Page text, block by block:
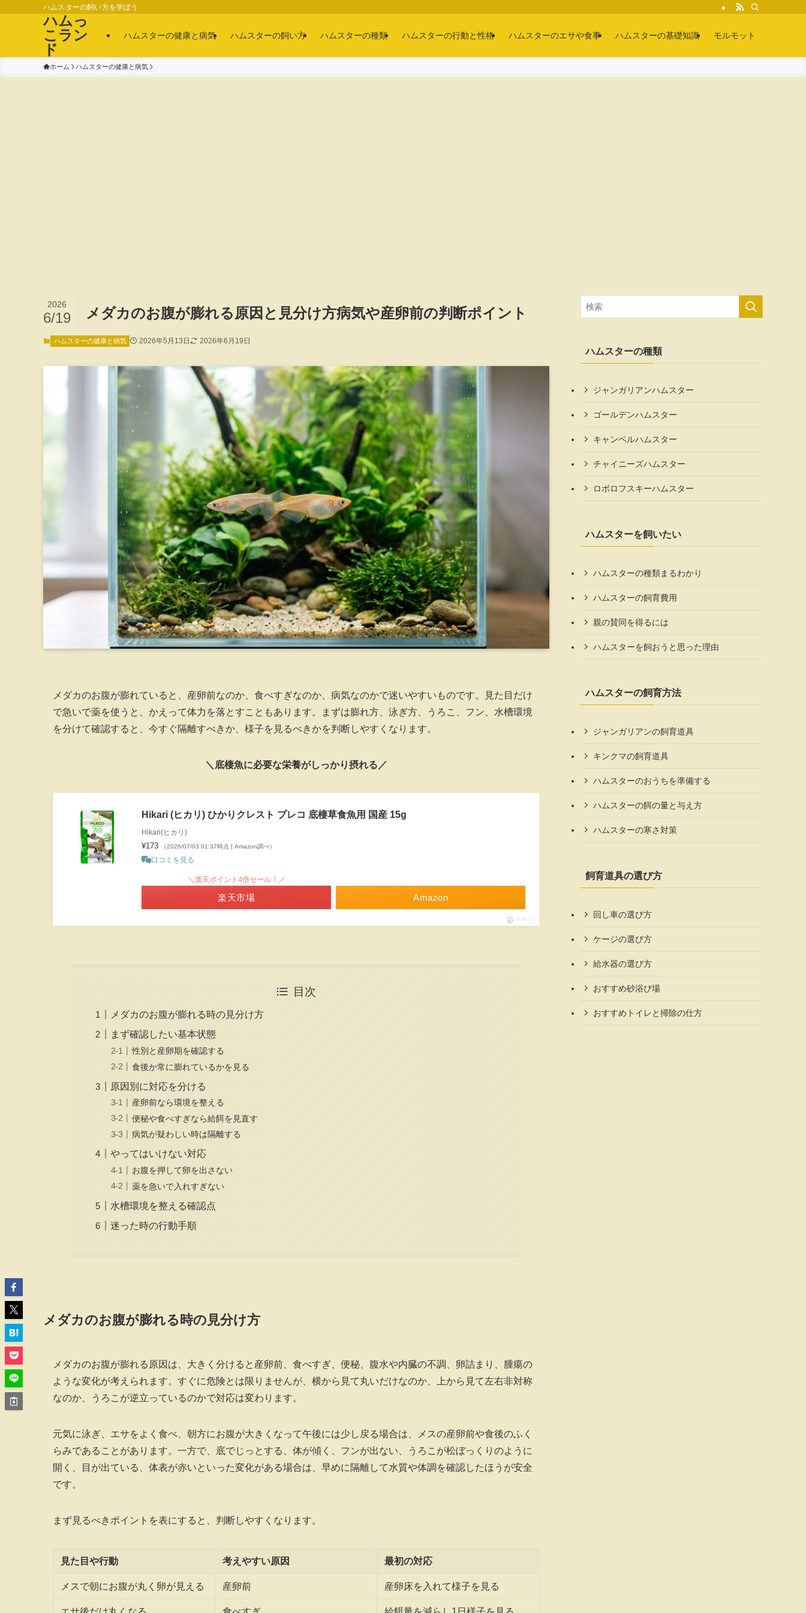
ハムスターの飼い方を学ぼう
ハムっ
こラン
ド
ハムスターの健康と病気 ハムスターの飼い方 ハムスターの種類 ハムスターの行動と性格 ハムスターのエサや食事 ハムスターの基礎知識 モルモット
ホーム ハムスターの健康と病気
メダカのお腹が膨れる原因と見分け方病気や産卵前の判断ポイント
2026
6/19
ハムスターの健康と病気 2026年5月13日 2026年6月19日
メダカのお腹が膨れていると、産卵前なのか、食べすぎなのか、病気なのかで迷いやすいものです。見た目だけ
で急いで薬を使うと、かえって体力を落とすこともあります。まずは膨れ方、泳ぎ方、うろこ、フン、水槽環境
を分けて確認すると、今すぐ隔離すべきか、様子を見るべきかを判断しやすくなります。
＼底棲魚に必要な栄養がしっかり摂れる／
Hikari (ヒカリ) ひかりクレスト プレコ 底棲草食魚用 国産 15g
Hikari(ヒカリ)
¥173 （2026/07/03 01:37時点 | Amazon調べ）
口コミを見る
Amazon
＼楽天ポイント4倍セール！／
楽天市場
ポチップ
目次
メダカのお腹が膨れる時の見分け方
まず確認したい基本状態
性別と産卵期を確認する
食後か常に膨れているかを見る
原因別に対応を分ける
産卵前なら環境を整える
便秘や食べすぎなら給餌を見直す
病気が疑わしい時は隔離する
やってはいけない対応
お腹を押して卵を出さない
薬を急いで入れすぎない
水槽環境を整える確認点
迷った時の行動手順
メダカのお腹が膨れる時の見分け方
メダカのお腹が膨れる原因は、大きく分けると産卵前、食べすぎ、便秘、腹水や内臓の不調、卵詰まり、腫瘍の
ような変化が考えられます。すぐに危険とは限りませんが、横から見て丸いだけなのか、上から見て左右非対称
なのか、うろこが逆立っているのかで対応は変わります。
元気に泳ぎ、エサをよく食べ、朝方にお腹が大きくなって午後には少し戻る場合は、メスの産卵前や食後のふく
らみであることがあります。一方で、底でじっとする、体が傾く、フンが出ない、うろこが松ぼっくりのように
開く、目が出ている、体表が赤いといった変化がある場合は、早めに隔離して水質や体調を確認したほうが安全
です。
まず見るべきポイントを表にすると、判断しやすくなります。
見た目や行動 考えやすい原因 最初の対応
メスで朝にお腹が丸く卵が見える 産卵前 産卵床を入れて様子を見る
ハムスターの種類
ジャンガリアンハムスター
ゴールデンハムスター
キャンベルハムスター
チャイニーズハムスター
ロボロフスキーハムスター
ハムスターを飼いたい
ハムスターの種類まるわかり
ハムスターの飼育費用
親の賛同を得るには
ハムスターを飼おうと思った理由
ハムスターの飼育方法
ジャンガリアンの飼育道具
キンクマの飼育道具
ハムスターのおうちを準備する
ハムスターの餌の量と与え方
ハムスターの寒さ対策
飼育道具の選び方
回し車の選び方
ケージの選び方
給水器の選び方
おすすめ砂浴び場
おすすめトイレと掃除の仕方